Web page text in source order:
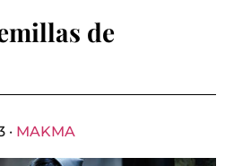
de
· MAKMA